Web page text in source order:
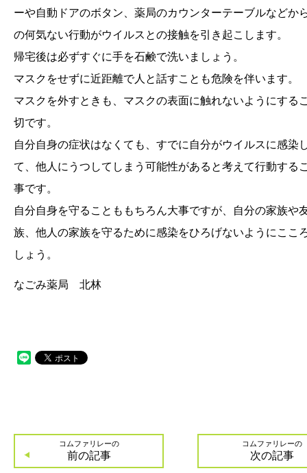
ーや自動ドアのボタン、薬局のカウンターテーブルなどか
の何気ない行動がウイルスとの接触を引き起こします。
帰宅後は必ずすぐに手を石鹸で洗いましょう。
マスクをせずに近距離で人と話すことも危険を伴います。
マスクを外すときも、マスクの表面に触れないようにする
切です。
自分自身の症状はなくても、すでに自分がウイルスに感染
て、他人にうつしてしまう可能性があると考えて行動する
事です。
自分自身を守ることももちろん大事ですが、自分の家族や
族、他人の家族を守るために感染をひろげないようにここ
しょう。
なごみ薬局 北林
コムファリレーの
前の記事
コムファリレーの
次の記事